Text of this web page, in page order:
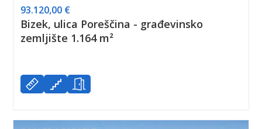
93.120,00 €
Bizek, ulica Poreščina - građevinsko
zemljište 1.164 m²